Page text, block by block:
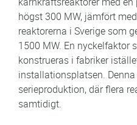
högst 300 MW, jämfört
reaktorerna i Sverige som
1500 MW. En nyckelfaktor
konstrueras i fabriker
installationsplatsen.
serieproduktion, där flera
samtidigt.